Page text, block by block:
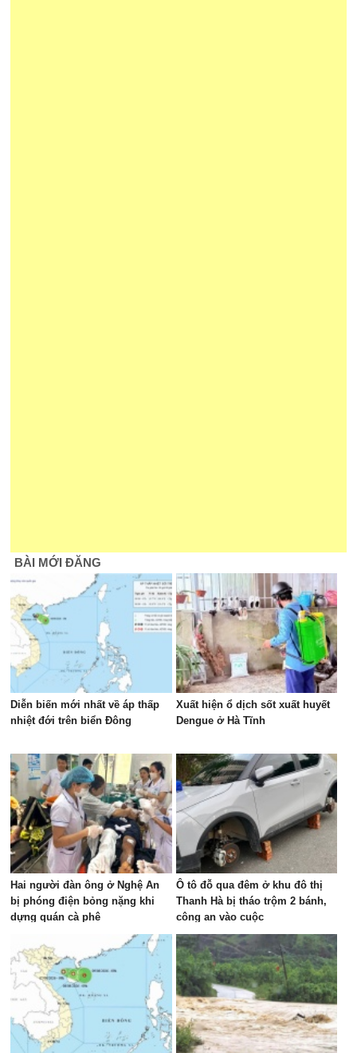
BÀI MỚI ĐĂNG
Diễn biến mới nhất về áp thấp
nhiệt đới trên biển Đông
Xuất hiện ổ dịch sốt xuất huyết
Dengue ở Hà Tĩnh
Hai người đàn ông ở Nghệ An
bị phóng điện bỏng nặng khi
dựng quán cà phê
Ô tô đỗ qua đêm ở khu đô thị
Thanh Hà bị tháo trộm 2 bánh,
công an vào cuộc